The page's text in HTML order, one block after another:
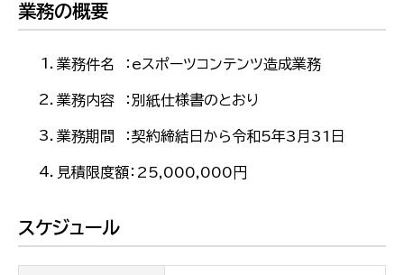
業務の概要
業務件名 ：eスポーツコンテンツ造成業務
業務内容 ：別紙仕様書のとおり
業務期間 ：契約締結日から令和5年3月31日
見積限度額：25,000,000円
スケジュール